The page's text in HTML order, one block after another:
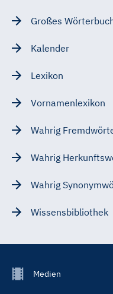
Großes
Kalender
Lexikon
Vornamenlexikon
Wahrig
Wahrig
Wahrig
Wissensbibliothek
FooterMedien